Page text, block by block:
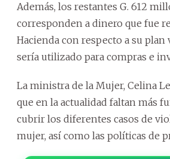
Además, los restantes G. 612
corresponden a dinero que fue
Hacienda con respecto a su plan
sería utilizado para compras e
La ministra de la Mujer, Celina
que en la actualidad faltan más
cubrir los diferentes casos de
mujer, así como las políticas de